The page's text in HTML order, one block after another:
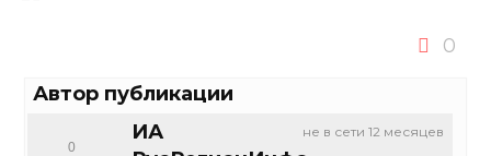
0
Автор публикации
не в сети 12 месяцев
ИА
0